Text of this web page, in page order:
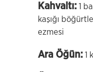
Kahvaltı: 1
kaşığı
ezmesi
Ara Öğün: 1